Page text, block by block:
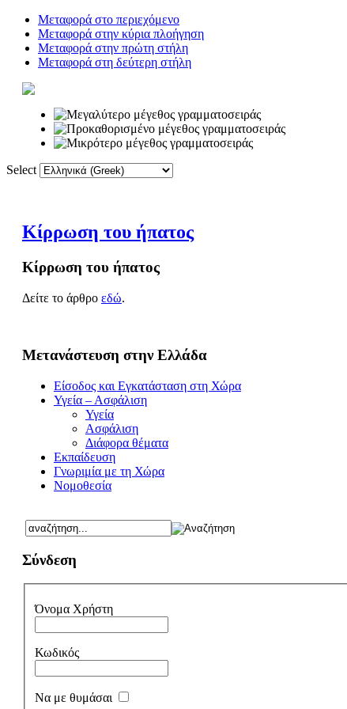
Μεταφορά στο περιεχόμενο
Μεταφορά στην κύρια πλοήγηση
Μεταφορά στην πρώτη στήλη
Μεταφορά στη δεύτερη στήλη
Select
Κίρρωση του ήπατος
Κίρρωση του ήπατος
Δείτε το άρθρο εδώ.
Μετανάστευση στην Ελλάδα
Είσοδος και Εγκατάσταση στη Χώρα
Υγεία – Ασφάλιση
Υγεία
Ασφάλιση
Διάφορα θέματα
Εκπαίδευση
Γνωριμία με τη Χώρα
Νομοθεσία
Σύνδεση
Όνομα Χρήστη
Κωδικός
Να με θυμάσαι